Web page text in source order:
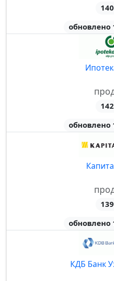
обновлено
обновлено
обновлено
КДБ Банк